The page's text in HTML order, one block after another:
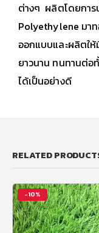
ต่างๆ ผลิตโดยการ
Polyethylene มา
ออกแบบและผลิตให้
ยาวนาน ทนทานต่อ
ได้เป็นอย่างดี
RELATED
-10%